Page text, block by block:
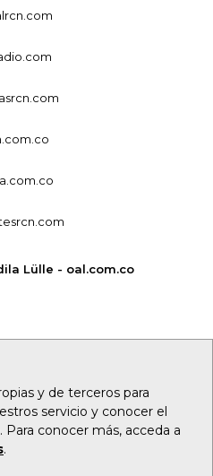
y de terceros para
servicio y conocer el
conocer más, acceda a
.
Lülle - oal.com.co